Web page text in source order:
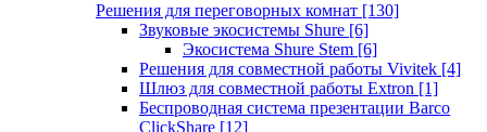
Решения для переговорных комнат [130]
Звуковые экосистемы Shure [6]
Экосистема Shure Stem [6]
Решения для совместной работы Vivitek [4]
Шлюз для совместной работы Extron [1]
Беспроводная система презентации Barco
ClickShare [12]